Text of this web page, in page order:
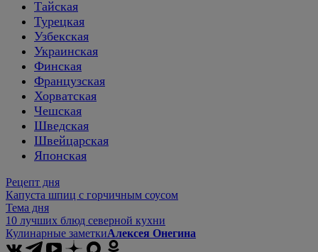
Тайская
Турецкая
Узбекская
Украинская
Финская
Французская
Хорватская
Чешская
Шведская
Швейцарская
Японская
Рецепт дня
Капуста шпиц с горчичным соусом
Тема дня
10 лучших блюд северной кухни
Кулинарные заметкиАлексея Онегина